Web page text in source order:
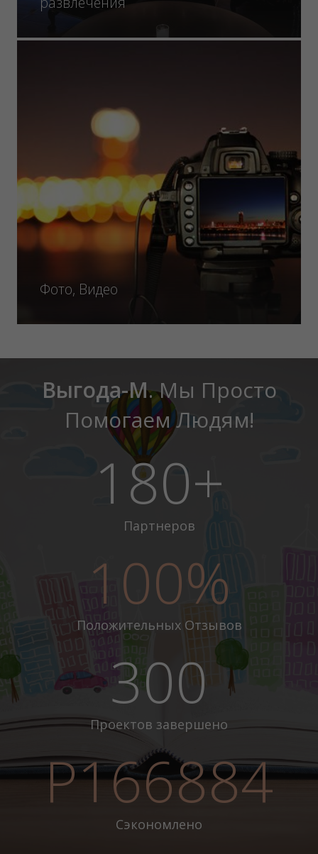
Фото, Видео
Выгода-М. Мы Просто
Помогаем Людям!
180+
Партнеров
100%
Положительных Отзывов
300
Проектов завершено
Р166884
Сэкономлено